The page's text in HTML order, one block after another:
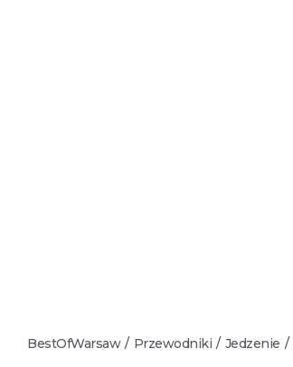
BestOfWarsaw / Przewodniki / Jedzenie /